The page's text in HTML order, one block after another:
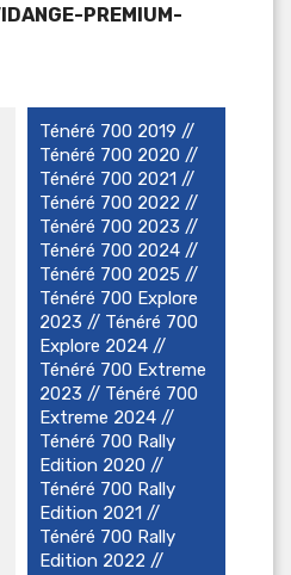
PREMIUM-
Ténéré 700 2019 //
Ténéré 700 2020 //
Ténéré 700 2021 //
Ténéré 700 2022 //
Ténéré 700 2023 //
Ténéré 700 2024 //
Ténéré 700 2025 //
Ténéré 700 Explore
2023 // Ténéré 700
Explore 2024 //
Ténéré 700 Extreme
2023 // Ténéré 700
Extreme 2024 //
Ténéré 700 Rally
Edition 2020 //
Ténéré 700 Rally
Edition 2021 //
Ténéré 700 Rally
Edition 2022 //